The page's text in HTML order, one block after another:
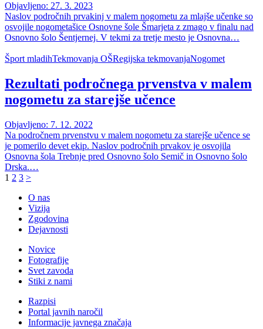
Objavljeno: 27. 3. 2023
Naslov področnih prvakinj v malem nogometu za mlajše učenke so
osvojile nogometašice Osnovne šole Šmarjeta z zmago v finalu nad
Osnovno šolo Šentjernej. V tekmi za tretje mesto je Osnovna…
Šport mladihTekmovanja OŠRegijska tekmovanjaNogomet
Rezultati področnega prvenstva v malem
nogometu za starejše učence
Objavljeno: 7. 12. 2022
Na področnem prvenstvu v malem nogometu za starejše učence se
je pomerilo devet ekip. Naslov področnih prvakov je osvojila
Osnovna šola Trebnje pred Osnovno šolo Semič in Osnovno šolo
Drska.…
1 2 3 >
O nas
Vizija
Zgodovina
Dejavnosti
Novice
Fotografije
Svet zavoda
Stiki z nami
Razpisi
Portal javnih naročil
Informacije javnega značaja